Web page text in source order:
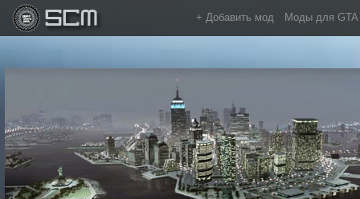
+ Добавить мод Моды для GTA